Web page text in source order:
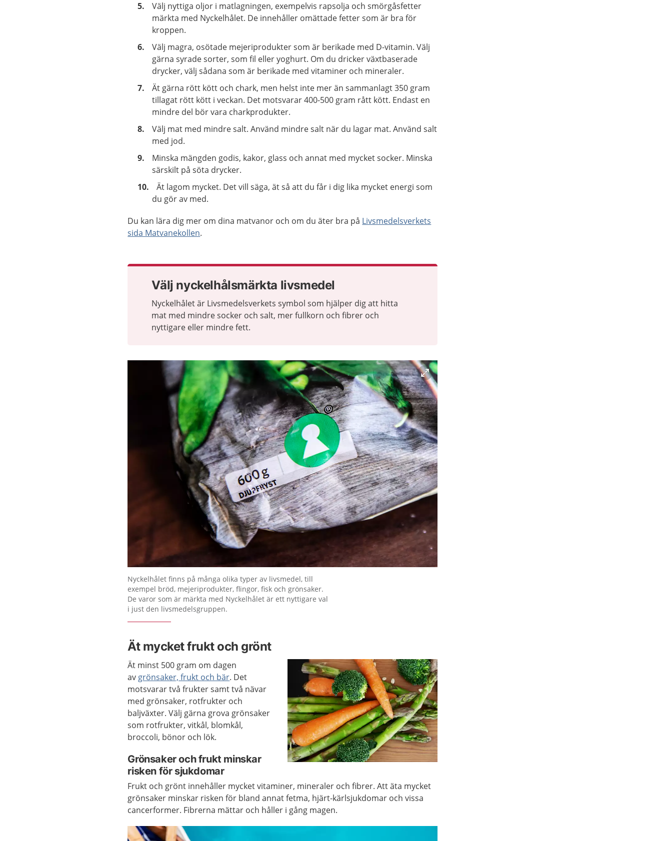
Välj nyttiga oljor i matlagningen, exempelvis rapsolja och smörgåsfetter
märkta med Nyckelhålet. De innehåller omättade fetter som är bra för
kroppen.
Välj magra, osötade mejeriprodukter som är berikade med D-vitamin. Välj
gärna syrade sorter, som fil eller yoghurt. Om du dricker växtbaserade
drycker, välj sådana som är berikade med vitaminer och mineraler.
Ät gärna rött kött och chark, men helst inte mer än sammanlagt 350 gram
tillagat rött kött i veckan. Det motsvarar 400-500 gram rått kött. Endast en
mindre del bör vara charkprodukter.
Välj mat med mindre salt. Använd mindre salt när du lagar mat. Använd salt
med jod.
Minska mängden godis, kakor, glass och annat med mycket socker. Minska
särskilt på söta drycker.
Ät lagom mycket. Det vill säga, ät så att du får i dig lika mycket energi som
du gör av med.
Du kan lära dig mer om dina matvanor och om du äter bra på Livsmedelsverkets
sida Matvanekollen.
Välj nyckelhålsmärkta livsmedel
Nyckelhålet är Livsmedelsverkets symbol som hjälper dig att hitta
mat med mindre socker och salt, mer fullkorn och fibrer och
nyttigare eller mindre fett.
Förstora bilden
Nyckelhålet finns på många olika typer av livsmedel, till
exempel bröd, mejeriprodukter, flingor, fisk och grönsaker.
De varor som är märkta med Nyckelhålet är ett nyttigare val
i just den livsmedelsgruppen.
Ät mycket frukt och grönt
Ät minst 500 gram om dagen
av grönsaker, frukt och bär. Det
motsvarar två frukter samt två nävar
med grönsaker, rotfrukter och
baljväxter. Välj gärna grova grönsaker
som rotfrukter, vitkål, blomkål,
broccoli, bönor och lök.
Grönsaker och frukt minskar
risken för sjukdomar
Frukt och grönt innehåller mycket vitaminer, mineraler och fibrer. Att äta mycket
grönsaker minskar risken för bland annat fetma, hjärt-kärlsjukdomar och vissa
cancerformer. Fibrerna mättar och håller i gång magen.